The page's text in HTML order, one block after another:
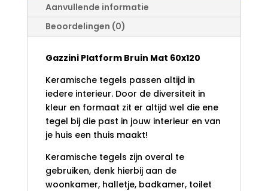
Aanvullende informatie
Beoordelingen (0)
Gazzini Platform Bruin Mat 60x120
Keramische tegels passen altijd in
iedere interieur. Door de diversiteit in
kleur en formaat zit er altijd wel die ene
tegel bij die past in jouw interieur en van
je huis een thuis maakt!
Keramische tegels zijn overal te
gebruiken, denk hierbij aan de
woonkamer, halletje, badkamer, toilet